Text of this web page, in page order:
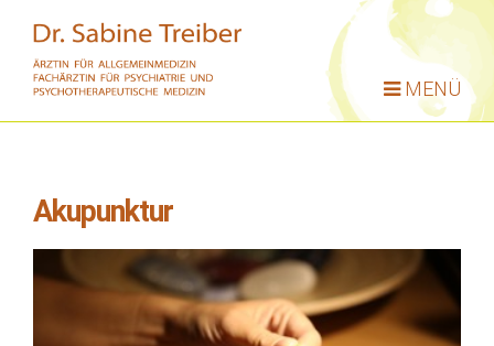
MENÜ
Akupunktur